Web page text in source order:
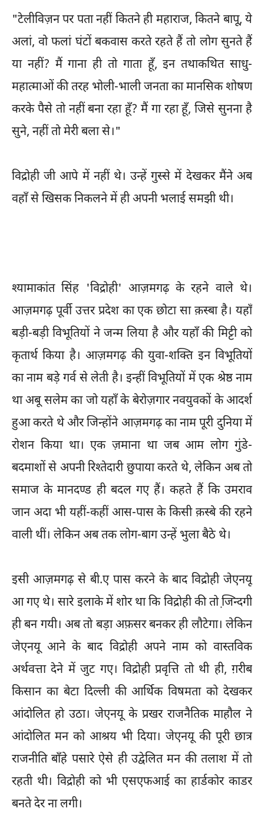
"टेलीविज़न पर पता नहीं कितने ही महाराज, कितने बापू, ये
अलां, वो फलां घंटों बकवास करते रहते हैं तो लोग सुनते हैं
या नहीं? मैं गाना ही तो गाता हूँ, इन तथाकथित साधु-
महात्माओं की तरह भोली-भाली जनता का मानसिक शोषण
करके पैसे तो नहीं बना रहा हूँ? मैं गा रहा हूँ, जिसे सुनना है
सुने, नहीं तो मेरी बला से।"
विद्रोही जी आपे में नहीं थे। उन्हें गुस्से में देखकर मैंने अब
वहाँ से खिसक निकलने में ही अपनी भलाई समझी थी।
श्यामाकांत सिंह 'विद्रोही' आज़मगढ़ के रहने वाले थे।
आज़मगढ़ पूर्वी उत्तर प्रदेश का एक छोटा सा क़स्बा है। यहाँ
बड़ी-बड़ी विभूतियों ने जन्म लिया है और यहाँ की मिट्टी को
कृतार्थ किया है। आज़मगढ़ की युवा-शक्ति इन विभूतियों
का नाम बड़े गर्व से लेती है। इन्हीं विभूतियों में एक श्रेष्ठ नाम
था अबू सलेम का जो यहाँ के बेरोज़गार नवयुवकों के आदर्श
हुआ करते थे और जिन्होंने आज़मगढ़ का नाम पूरी दुनिया में
रोशन किया था। एक ज़माना था जब आम लोग गुंडे-
बदमाशों से अपनी रिश्तेदारी छुपाया करते थे, लेकिन अब तो
समाज के मानदण्ड ही बदल गए हैं। कहते हैं कि उमराव
जान अदा भी यहीं-कहीं आस-पास के किसी क़स्बे की रहने
वाली थीं। लेकिन अब तक लोग-बाग उन्हें भुला बैठे थे।
इसी आज़मगढ़ से बी.ए पास करने के बाद विद्रोही जेएनयू
आ गए थे। सारे इलाके में शोर था कि विद्रोही की तो जि़न्दगी
ही बन गयी। अब तो बड़ा अफ़सर बनकर ही लौटेगा। लेकिन
जेएनयू आने के बाद विद्रोही अपने नाम को वास्तविक
अर्थवत्ता देने में जुट गए। विद्रोही प्रवृत्ति तो थी ही, ग़रीब
किसान का बेटा दिल्ली की आर्थिक विषमता को देखकर
आंदोलित हो उठा। जेएनयू के प्रखर राजनैतिक माहौल ने
आंदोलित मन को आश्रय भी दिया। जेएनयू की पूरी छात्र
राजनीति बाँहे पसारे ऐसे ही उद्वेलित मन की तलाश में तो
रहती थी। विद्रोही को भी एसएफआई का हार्डकोर काडर
बनते देर ना लगी।